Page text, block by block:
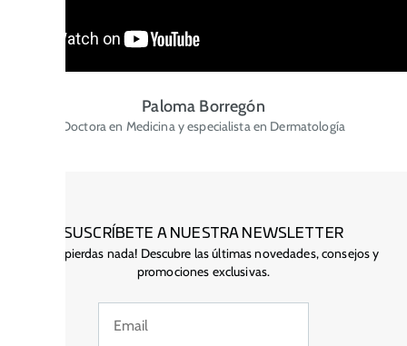
Paloma Borregón
Doctora en Medicina y especialista en Dermatología
SUSCRÍBETE A NUESTRA NEWSLETTER
¡No te pierdas nada! Descubre las últimas novedades, consejos y
promociones exclusivas.